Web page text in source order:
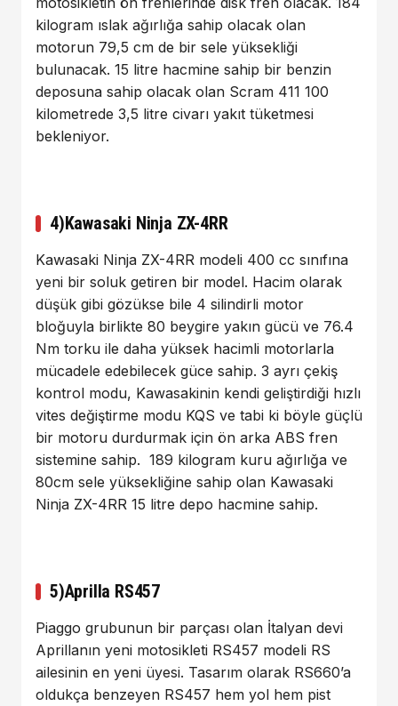
kilogram ıslak ağırlığa sahip olacak olan
motorun 79,5 cm de bir sele yüksekliği
bulunacak. 15 litre hacmine sahip bir benzin
deposuna sahip olacak olan Scram 411 100
kilometrede 3,5 litre civarı yakıt tüketmesi
bekleniyor.
4)Kawasaki Ninja ZX-4RR
Kawasaki Ninja ZX-4RR modeli 400 cc sınıfına
yeni bir soluk getiren bir model. Hacim olarak
düşük gibi gözükse bile 4 silindirli motor
bloğuyla birlikte 80 beygire yakın gücü ve 76.4
Nm torku ile daha yüksek hacimli motorlarla
mücadele edebilecek güce sahip. 3 ayrı çekiş
kontrol modu, Kawasakinin kendi geliştirdiği hızlı
vites değiştirme modu KQS ve tabi ki böyle güçlü
bir motoru durdurmak için ön arka ABS fren
sistemine sahip. 189 kilogram kuru ağırlığa ve
80cm sele yüksekliğine sahip olan Kawasaki
Ninja ZX-4RR 15 litre depo hacmine sahip.
5)Aprilla RS457
Piaggo grubunun bir parçası olan İtalyan devi
Aprillanın yeni motosikleti RS457 modeli RS
ailesinin en yeni üyesi. Tasarım olarak RS660’a
oldukça benzeyen RS457 hem yol hem pist